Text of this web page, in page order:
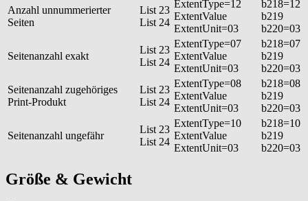
Anzahl unnummerierter
Seiten
List 23
List 24
ExtentType=12
ExtentValue
ExtentUnit=03
b218=12
b219
b220=03
Seitenanzahl exakt
List 23
List 24
ExtentType=07
ExtentValue
ExtentUnit=03
b218=07
b219
b220=03
Seitenanzahl zugehöriges
Print-Produkt
List 23
List 24
ExtentType=08
ExtentValue
ExtentUnit=03
b218=08
b219
b220=03
Seitenanzahl ungefähr
List 23
List 24
ExtentType=10
ExtentValue
ExtentUnit=03
b218=10
b219
b220=03
Größe & Gewicht